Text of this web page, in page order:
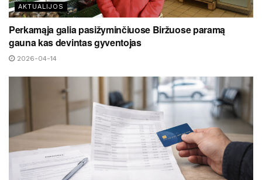
AKTUALIJOS
Perkamąja galia pasižyminčiuose Biržuose paramą
gauna kas devintas gyventojas
2026-04-14